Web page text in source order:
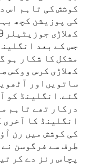
کوشش کی تاہم اس
کی پوزیشن کچھ
جس کے بعد
مشکل کا شکار ہو
کھلاڑی کرس ووکس
ساتویں‌اور
گئے. انگلینڈ کو
درکار تھے تاہم
انگلینڈ کا آخری
کی کوشش میں رن
طرف سے فرگوسن
پچاس رنز دے کر